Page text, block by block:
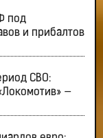
под
и прибалтов
СВО:
—